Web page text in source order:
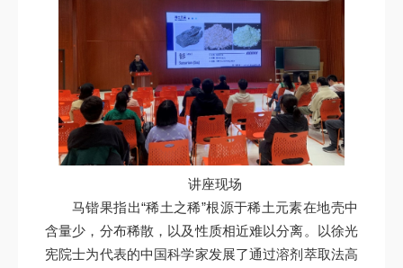
讲座现场
马锴果指出“稀土之稀”根源于稀土元素在地壳中
含量少，分布稀散，以及性质相近难以分离。以徐光
宪院士为代表的中国科学家发展了通过溶剂萃取法高